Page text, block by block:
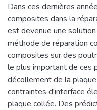
Dans ces dernières
composites dans la
est devenue une
méthode de réparation
composites sur des
le plus important de ces
décollement de la
contraintes d'interface
plaque collée. Des